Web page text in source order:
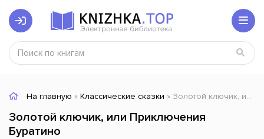
На главную » Классические сказки » Золотой ключик, или Приключения Буратино
Золотой ключик, или Приключения
Буратино